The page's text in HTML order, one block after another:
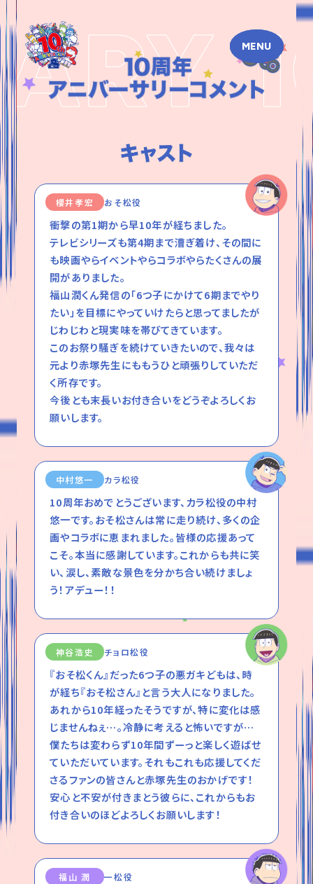
MENU
櫻井孝宏 おそ松役
衝撃の第1期から早10年が経ちました。
テレビシリーズも第4期まで漕ぎ着け、その間に
も映画やらイベントやらコラボやらたくさんの展
開がありました。
福山潤くん発信の「6つ子にかけて6期までやり
たい」を目標にやっていけたらと思ってましたが
じわじわと現実味を帯びてきています。
このお祭り騒ぎを続けていきたいので、我々は
元より赤塚先生にももうひと頑張りしていただ
く所存です。
今後とも末長いお付き合いをどうぞよろしくお
願いします。
中村悠一 カラ松役
10周年おめでとうございます、カラ松役の中村
悠一です。おそ松さんは常に走り続け、多くの企
画やコラボに恵まれました。皆様の応援あって
こそ。本当に感謝しています。これからも共に笑
い、涙し、素敵な景色を分かち合い続けましょ
う！アデュー！！
神谷浩史 チョロ松役
『おそ松くん』だった6つ子の悪ガキどもは、時
が経ち『おそ松さん』と言う大人になりました。
あれから10年経ったそうですが、特に変化は感
じませんねぇ…。冷静に考えると怖いですが…
僕たちは変わらず10年間ずーっと楽しく遊ばせ
ていただいています。それもこれも応援してくだ
さるファンの皆さんと赤塚先生のおかげです！
安心と不安が付きまとう彼らに、これからもお
付き合いのほどよろしくお願いします！
福山 潤 一松役